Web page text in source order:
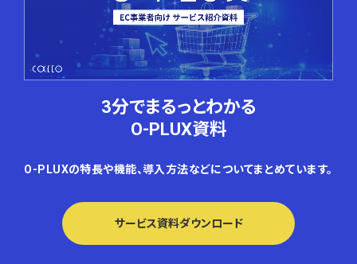
3分でまるっとわかる
O-PLUX資料
O-PLUXの特長や機能、導入方法などについてまとめています。
サービス資料ダウンロード